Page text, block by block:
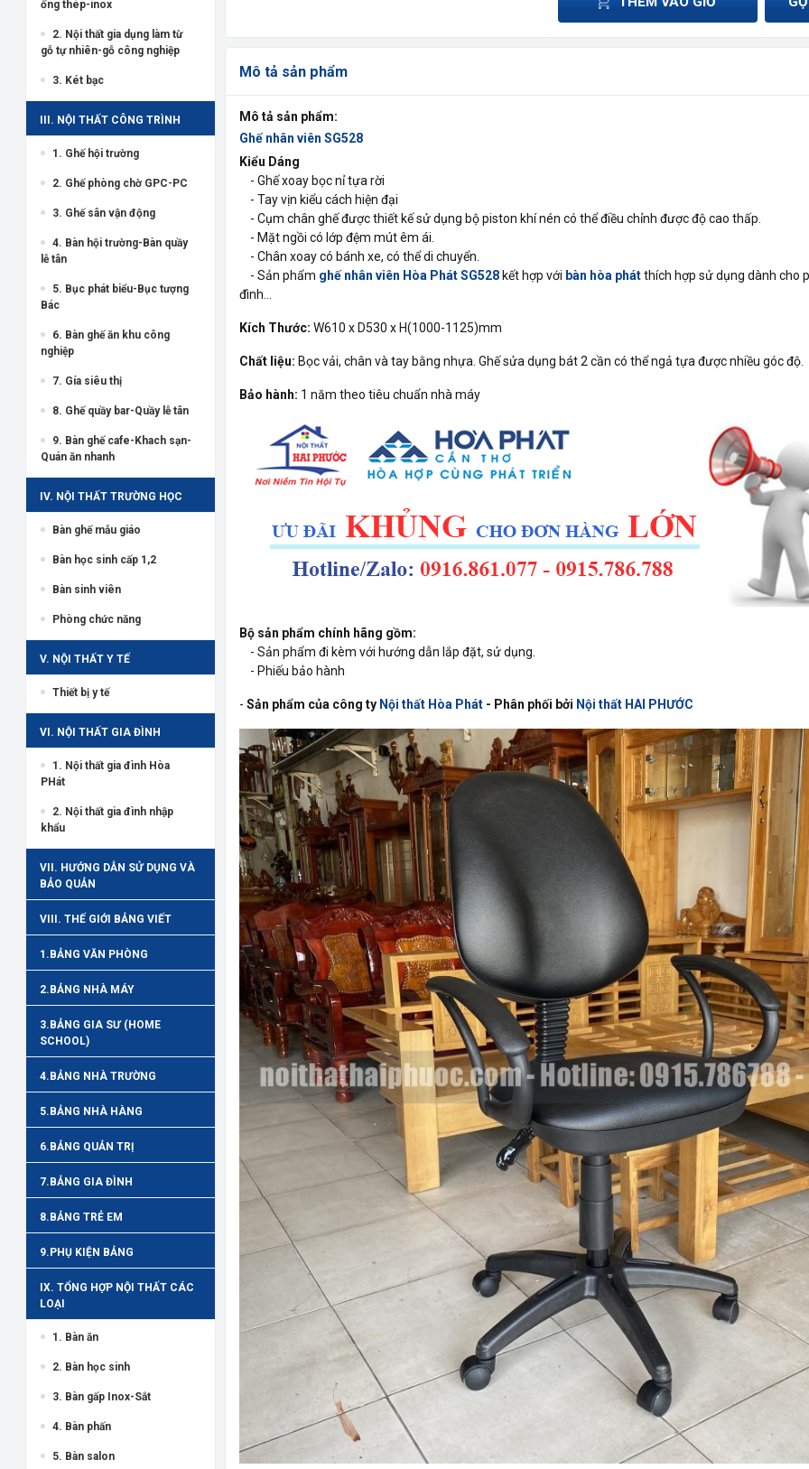
ống thép-inox
2. Nội thất gia dụng làm từ
gỗ tự nhiên-gỗ công nghiệp
3. Két bạc
III. NỘI THẤT CÔNG TRÌNH
1. Ghế hội trường
2. Ghế phòng chờ GPC-PC
3. Ghế sân vận động
4. Bàn hội trường-Bàn quầy
lễ tân
5. Bục phát biểu-Bục tượng
Bác
6. Bàn ghế ăn khu công
nghiệp
7. Gía siêu thị
8. Ghế quầy bar-Quầy lễ tân
9. Bàn ghế cafe-Khach sạn-
Quán ăn nhanh
IV. NỘI THẤT TRƯỜNG HỌC
Bàn ghế mẫu giáo
Bàn học sinh cấp 1,2
Bàn sinh viên
Phòng chức năng
V. NỘI THẤT Y TẾ
Thiết bị y tế
VI. NỘI THẤT GIA ĐÌNH
1. Nội thất gia đình Hòa
PHát
2. Nội thất gia đình nhập
khẩu
VII. HƯỚNG DẪN SỬ DỤNG VÀ
BẢO QUẢN
VIII. THẾ GIỚI BẢNG VIẾT
1.BẢNG VĂN PHÒNG
2.BẢNG NHÀ MÁY
3.BẢNG GIA SƯ (HOME
SCHOOL)
4.BẢNG NHÀ TRƯỜNG
5.BẢNG NHÀ HÀNG
6.BẢNG QUẢN TRỊ
7.BẢNG GIA ĐÌNH
8.BẢNG TRẺ EM
9.PHỤ KIỆN BẢNG
IX. TỔNG HỢP NỘI THẤT CÁC
LOẠI
1. Bàn ăn
2. Bàn học sinh
3. Bàn gấp Inox-Sắt
4. Bàn phấn
5. Bàn salon
Mô tả sản phẩm
Mô tả sản phẩm:
Ghế nhân viên SG528
Kiểu Dáng
- Ghế xoay bọc nỉ tựa rời
- Tay vịn kiểu cách hiện đại
- Cụm chân ghế được thiết kế sử dụng bộ piston khí nén có thể điều chỉnh được độ cao thấp.
- Mặt ngồi có lớp đệm mút êm ái.
- Chân xoay có bánh xe, có thể di chuyển.
- Sản phẩm ghế nhân viên Hòa Phát SG528kết hợp với bàn hòa phátthích hợp sử dụng dành cho
đình...
Kích Thước: W610 x D530 x H(1000-1125)mm
Chất liệu: Bọc vải, chân và tay bằng nhựa. Ghế sửa dụng bát 2 cần có thể ngả tựa được nhiều góc độ.
Bảo hành: 1 năm theo tiêu chuẩn nhà máy
Bộ sản phẩm chính hãng gồm:
- Sản phẩm đi kèm với hướng dẫn lắp đặt, sử dụng.
- Phiếu bảo hành
- Sản phẩm của công ty Nội thất Hòa Phát- Phân phối bởi Nội thất HAI PHƯỚC